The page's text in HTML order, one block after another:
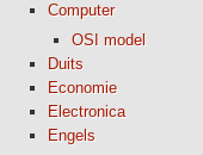
Computer
OSI model
Duits
Economie
Electronica
Engels